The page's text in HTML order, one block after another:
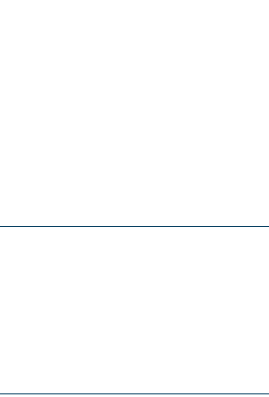
den Rijn op Facebook
aan den Rijn op Instagram
Alphen aan den Rijn op LinkedIn
Alphen aan den Rijn op YouTube
gemeente Alphen aan den Rijn op Bluesky